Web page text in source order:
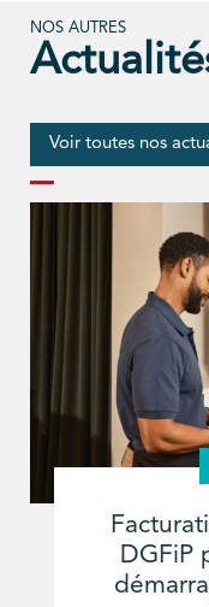
NOS AUTRES
Voir toutes nos
DGFiP